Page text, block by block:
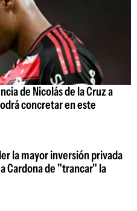
de Nicolás de la Cruz a
concretar en este
la mayor inversión privada
Cardona de "trancar" la